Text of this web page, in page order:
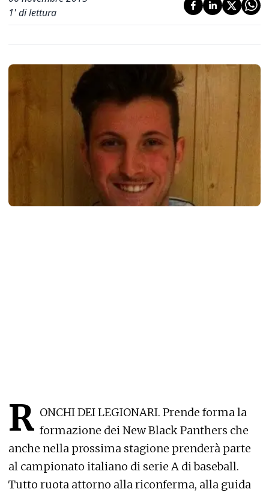
1' di lettura
R ONCHI DEI LEGIONARI. Prende forma la
formazione dei New Black Panthers che
anche nella prossima stagione prenderà parte
al campionato italiano di serie A di baseball.
Tutto ruota attorno alla riconferma, alla guida